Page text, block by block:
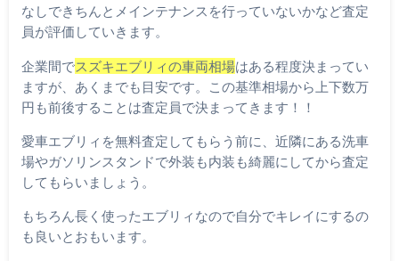
なしできちんとメインテナンスを行っていないかなど査定
員が評価していきます。
企業間でスズキエブリィの車両相場はある程度決まってい
ますが、あくまでも目安です。この基準相場から上下数万
円も前後することは査定員で決まってきます！！
愛車エブリィを無料査定してもらう前に、近隣にある洗車
場やガソリンスタンドで外装も内装も綺麗にしてから査定
してもらいましょう。
もちろん長く使ったエブリィなので自分でキレイにするの
も良いとおもいます。